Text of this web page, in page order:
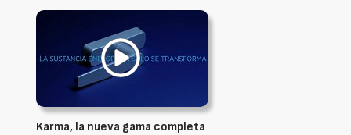
Karma, la nueva gama completa